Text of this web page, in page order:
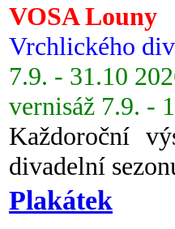
VOSA Louny
Vrchlického
7.9. - 31.10
vernisáž 7.9. -
Každoroční
divadelní
Plakátek